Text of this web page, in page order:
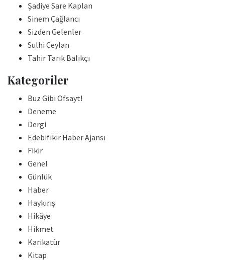
Şadiye Sare Kaplan
Sinem Çağlancı
Sizden Gelenler
Sulhi Ceylan
Tahir Tarık Balıkçı
Kategoriler
Buz Gibi Ofsayt!
Deneme
Dergi
Edebifikir Haber Ajansı
Fikir
Genel
Günlük
Haber
Haykırış
Hikâye
Hikmet
Karikatür
Kitap